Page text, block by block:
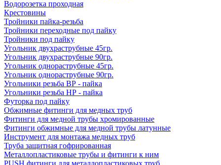
Водорозетка проходная
Крестовины
Тройники пайка-резьба
Тройники переходные под пайку
Тройники под пайку
Угольник двухраструбные 45гр.
Угольник двухраструбные 90гр.
Угольник однораструбные 45гр.
Угольник однораструбные 90гр.
Угольники резьба ВР - пайка
Угольники резьба НР - пайка
Футорка под пайку
Обжимные фитинги для медных труб
Фитинги для медной трубы хромированные
Фитинги обжимные для медной трубы латунные
Инструмент для монтажа медных труб
Труба защитная гофрированная
Металлопластиковые трубы и фитинги к ним
PUSH фитинги для металлопластиковых труб